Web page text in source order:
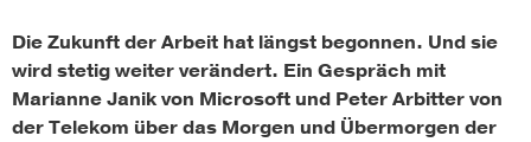
Die Zukunft der Arbeit hat längst begonnen. Und sie
wird stetig weiter verändert. Ein Gespräch mit
Marianne Janik von Microsoft und Peter Arbitter von
der Telekom über das Morgen und Übermorgen der